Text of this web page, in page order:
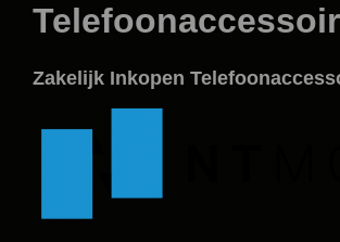
Zakelijk Inkopen